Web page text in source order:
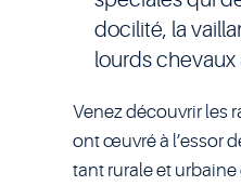
docilité, la
lourds chevaux
Venez découvrir les
ont œuvré à l’essor
tant rurale et urbaine